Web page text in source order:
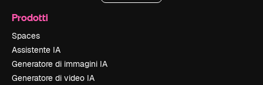
Prodotti
Spaces
Assistente IA
Generatore di immagini IA
Generatore di video IA